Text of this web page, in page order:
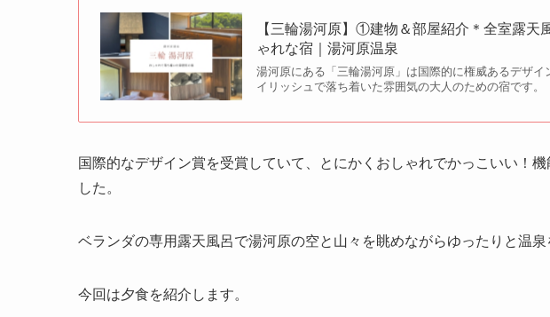
【三輪湯河原】①建物＆部屋紹介＊全室露天
ゃれな宿｜湯河原温泉
湯河原にある「三輪湯河原」は国際的に権威あるデザ
イリッシュで落ち着いた雰囲気の大人のための宿です。
国際的なデザイン賞を受賞していて、とにかくおしゃれでかっこいい！
した。
ベランダの専用露天風呂で湯河原の空と山々を眺めながらゆったりと温泉
今回は夕食を紹介します。